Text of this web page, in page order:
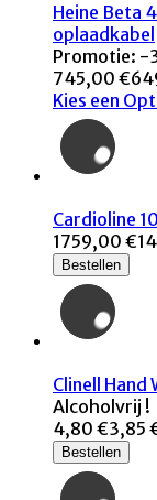
Heine Beta
oplaadkabel
Promotie: -
745,00 €
Kies een
Cardioline
1759,00 €
Bestellen
Clinell Hand
Alcoholvrij !
4,80 €3,85
Bestellen